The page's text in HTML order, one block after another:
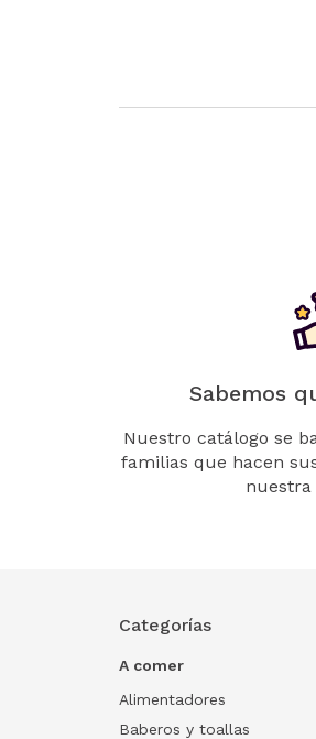
Sabemos
Nuestro catálogo se
familias que hacen
nuestra
Categorías
A comer
Alimentadores
Baberos y toallas